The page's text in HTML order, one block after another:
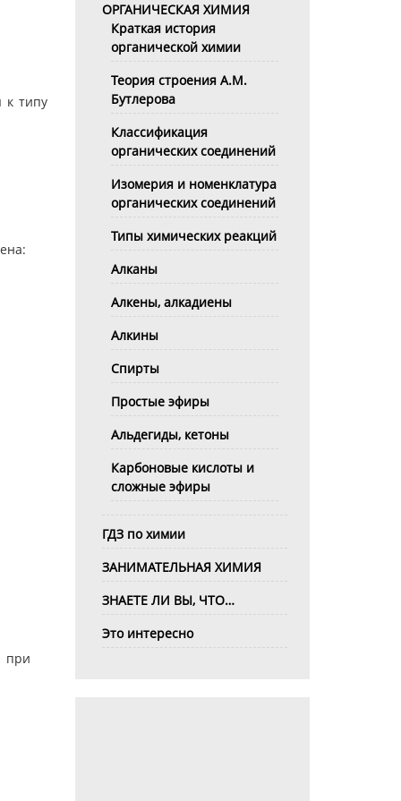
к типу
при
ОРГАНИЧЕСКАЯ ХИМИЯ
Краткая история
органической химии
Теория строения А.М.
Бутлерова
Классификация
органических соединений
Изомерия и номенклатура
органических соединений
Типы химических реакций
Алканы
Алкены, алкадиены
Алкины
Спирты
Простые эфиры
Альдегиды, кетоны
Карбоновые кислоты и
сложные эфиры
ГДЗ по химии
ЗАНИМАТЕЛЬНАЯ ХИМИЯ
ЗНАЕТЕ ЛИ ВЫ, ЧТО…
Это интересно